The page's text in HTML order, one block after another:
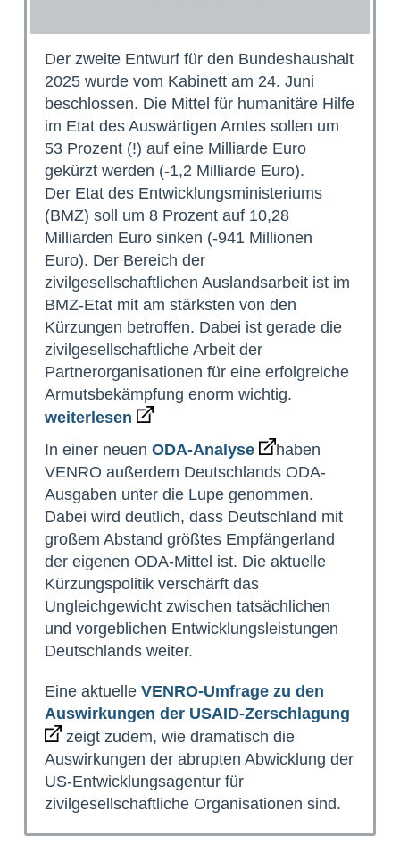
Der zweite Entwurf für den Bundeshaushalt
2025 wurde vom Kabinett am 24. Juni
beschlossen. Die Mittel für humanitäre Hilfe
im Etat des Auswärtigen Amtes sollen um
53 Prozent (!) auf eine Milliarde Euro
gekürzt werden (-1,2 Milliarde Euro).
Der Etat des Entwicklungsministeriums
(BMZ) soll um 8 Prozent auf 10,28
Milliarden Euro sinken (-941 Millionen
Euro). Der Bereich der
zivilgesellschaftlichen Auslandsarbeit ist im
BMZ-Etat mit am stärksten von den
Kürzungen betroffen. Dabei ist gerade die
zivilgesellschaftliche Arbeit der
Partnerorganisationen für eine erfolgreiche
Armutsbekämpfung enorm wichtig.
weiterlesen
In einer neuen ODA-Analyse
haben
VENRO außerdem Deutschlands ODA-
Ausgaben unter die Lupe genommen.
Dabei wird deutlich, dass Deutschland mit
großem Abstand größtes Empfängerland
der eigenen ODA-Mittel ist. Die aktuelle
Kürzungspolitik verschärft das
Ungleichgewicht zwischen tatsächlichen
und vorgeblichen Entwicklungsleistungen
Deutschlands weiter.
Eine aktuelle VENRO-Umfrage zu den
Auswirkungen der USAID-Zerschlagung
zeigt zudem, wie dramatisch die
Auswirkungen der abrupten Abwicklung der
US-Entwicklungsagentur für
zivilgesellschaftliche Organisationen sind.